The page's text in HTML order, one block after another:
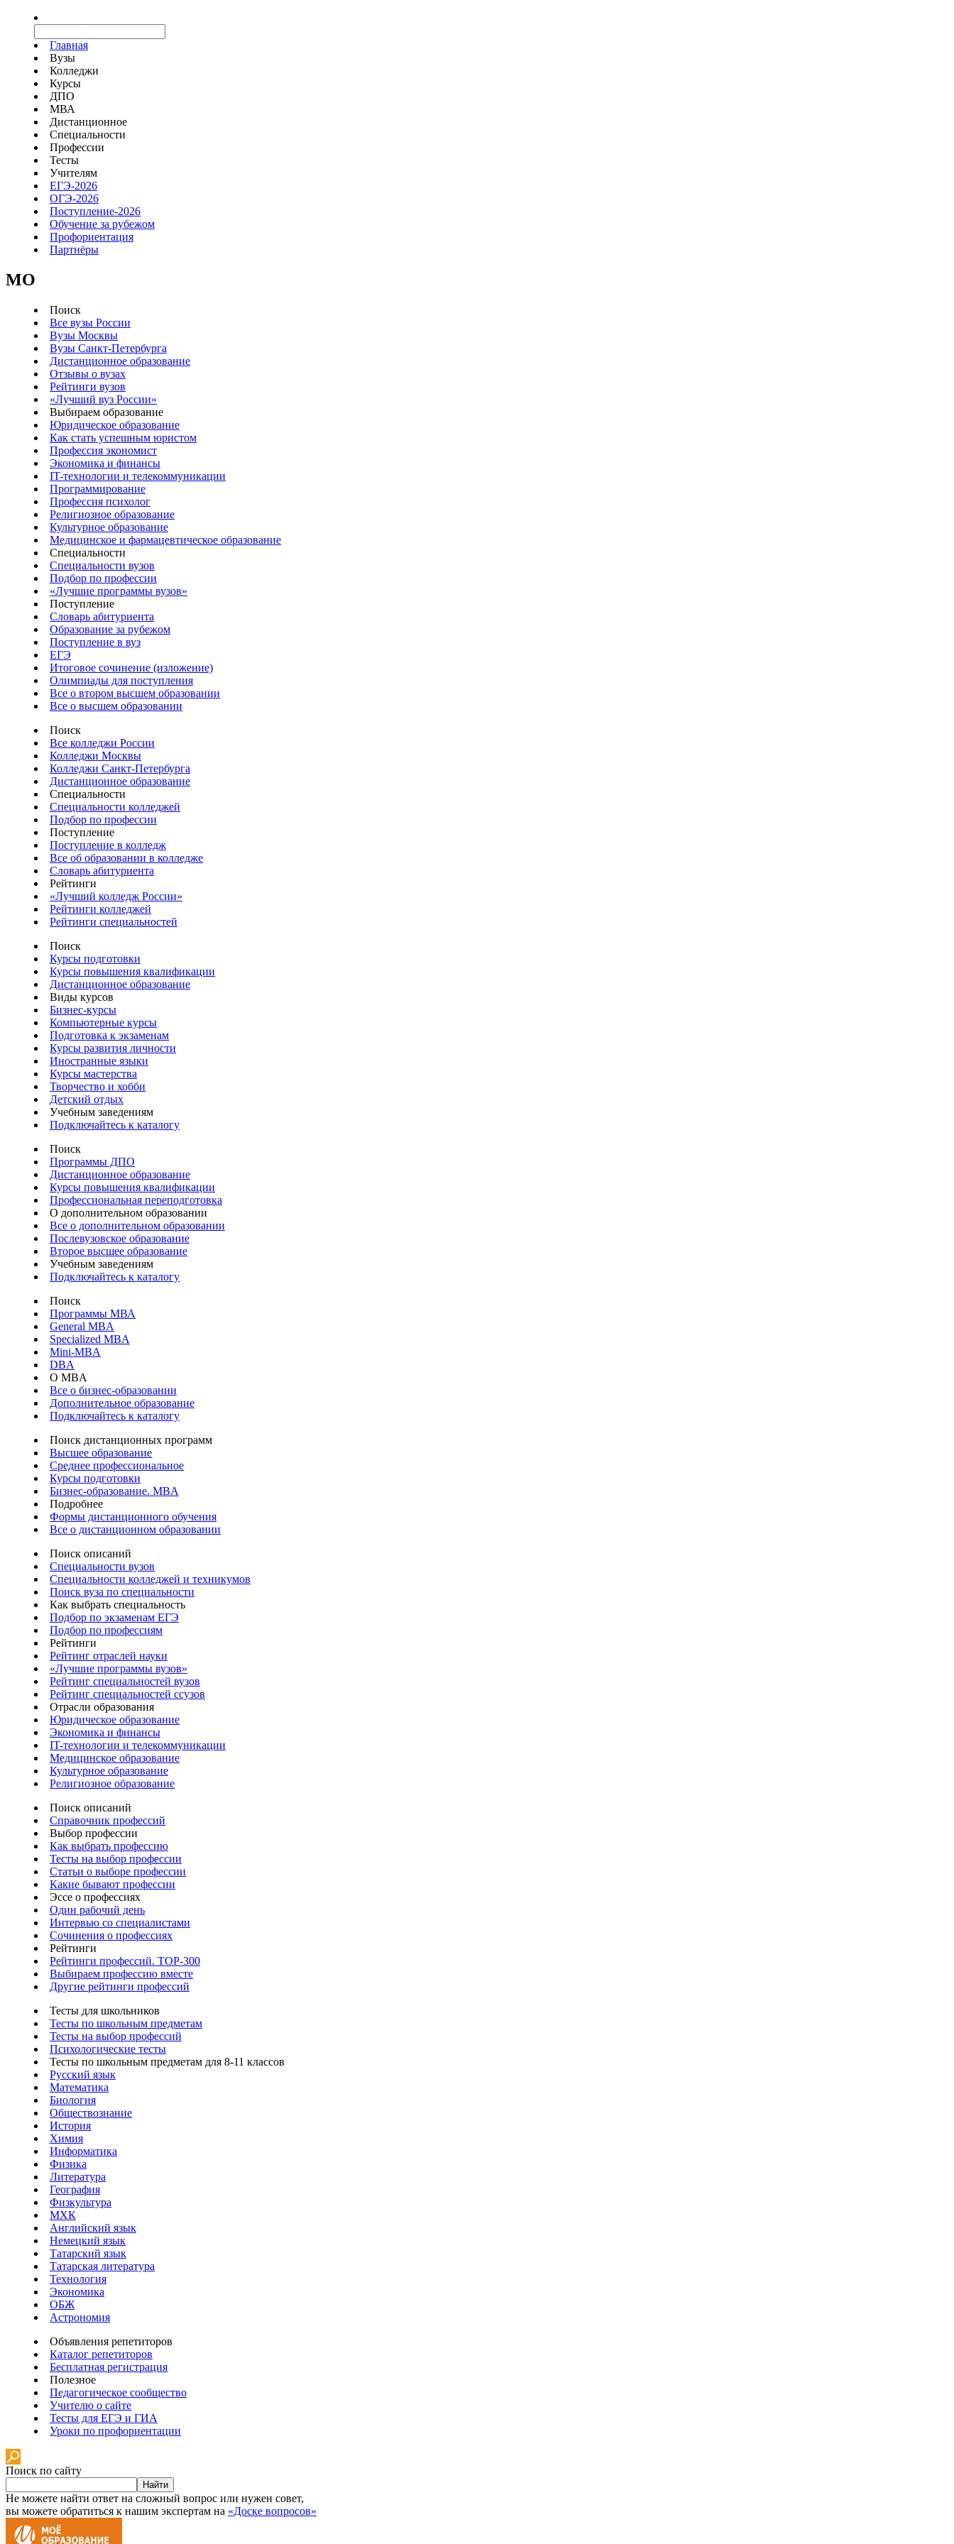
Главная
Вузы
Колледжи
Курсы
ДПО
МВА
Дистанционное
Специальности
Профессии
Тесты
Учителям
ЕГЭ-2026
ОГЭ-2026
Поступление-2026
Обучение за рубежом
Профориентация
Партнёры
MO
Поиск
Все вузы России
Вузы Москвы
Вузы Санкт-Петербурга
Дистанционное образование
Отзывы о вузах
Рейтинги вузов
«Лучший вуз России»
Выбираем образование
Юридическое образование
Как стать успешным юристом
Профессия экономист
Экономика и финансы
IT-технологии и телекоммуникации
Программирование
Профессия психолог
Религиозное образование
Культурное образование
Медицинское и фармацевтическое образование
Специальности
Специальности вузов
Подбор по профессии
«Лучшие программы вузов»
Поступление
Словарь абитуриента
Образование за рубежом
Поступление в вуз
ЕГЭ
Итоговое сочинение (изложение)
Олимпиады для поступления
Все о втором высшем образовании
Все о высшем образовании
Поиск
Все колледжи России
Колледжи Москвы
Колледжи Санкт-Петербурга
Дистанционное образование
Специальности
Специальности колледжей
Подбор по профессии
Поступление
Поступление в колледж
Все об образовании в колледже
Словарь абитуриента
Рейтинги
«Лучший колледж России»
Рейтинги колледжей
Рейтинги специальностей
Поиск
Курсы подготовки
Курсы повышения квалификации
Дистанционное образование
Виды курсов
Бизнес-курсы
Компьютерные курсы
Подготовка к экзаменам
Курсы развития личности
Иностранные языки
Курсы мастерства
Творчество и хобби
Детский отдых
Учебным заведениям
Подключайтесь к каталогу
Поиск
Программы ДПО
Дистанционное образование
Курсы повышения квалификации
Профессиональная переподготовка
О дополнительном образовании
Все о дополнительном образовании
Послевузовское образование
Второе высшее образование
Учебным заведениям
Подключайтесь к каталогу
Поиск
Программы МВА
General MBA
Specialized MBA
Mini-MBA
DBA
О MBA
Все о бизнес-образовании
Дополнительное образование
Подключайтесь к каталогу
Поиск дистанционных программ
Высшее образование
Среднее профессиональное
Курсы подготовки
Бизнес-образование. MBA
Подробнее
Формы дистанционного обучения
Все о дистанционном образовании
Поиск описаний
Специальности вузов
Специальности колледжей и техникумов
Поиск вуза по специальности
Как выбрать специальность
Подбор по экзаменам ЕГЭ
Подбор по профессиям
Рейтинги
Рейтинг отраслей науки
«Лучшие программы вузов»
Рейтинг специальностей вузов
Рейтинг специальностей ссузов
Отрасли образования
Юридическое образование
Экономика и финансы
IT-технологии и телекоммуникации
Медицинское образование
Культурное образование
Религиозное образование
Поиск описаний
Справочник профессий
Выбор профессии
Как выбрать профессию
Тесты на выбор профессии
Статьи о выборе профессии
Какие бывают профессии
Эссе о профессиях
Один рабочий день
Интервью со специалистами
Сочинения о профессиях
Рейтинги
Рейтинги профессий. TOP-300
Выбираем профессию вместе
Другие рейтинги профессий
Тесты для школьников
Тесты по школьным предметам
Тесты на выбор профессий
Психологические тесты
Тесты по школьным предметам для 8-11 классов
Русский язык
Математика
Биология
Обществознание
История
Химия
Информатика
Физика
Литература
География
Физкультура
МХК
Английский язык
Немецкий язык
Татарский язык
Татарская литература
Технология
Экономика
ОБЖ
Астрономия
Объявления репетиторов
Каталог репетиторов
Бесплатная регистрация
Полезное
Педагогическое сообщество
Учителю о сайте
Тесты для ЕГЭ и ГИА
Уроки по профориентации
Поиск по сайту
Найти
Не можете найти ответ на сложный вопрос или нужен совет,
вы можете обратиться к нашим экспертам на «Доске вопросов»